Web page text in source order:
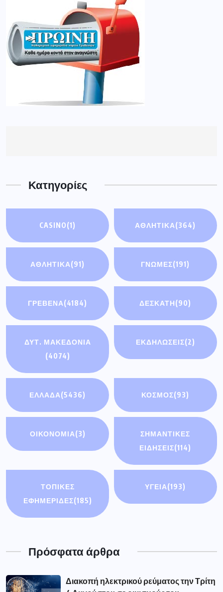
Κατηγορίες
CASINO(1) ΑΘΛΗΤΙΚΑ(364)
ΑΘΛΗΤΙΚΆ(91) ΓΝΩΜΕΣ(191)
ΓΡΕΒΕΝΑ(4184) ΔΕΣΚΑΤΗ(90)
ΔΥΤ. ΜΑΚΕΔΟΝΙΑ
(4074)
ΕΚΔΗΛΩΣΕΙΣ(2)
ΕΛΛΑΔΑ(5436) ΚΟΣΜΟΣ(93)
ΟΙΚΟΝΟΜΊΑ(3)
ΣΗΜΑΝΤΙΚΈΣ
ΕΙΔΉΣΕΙΣ(114)
ΤΟΠΙΚΕΣ
ΕΦΗΜΕΡΙΔΕΣ(185)
ΥΓΕΙΑ(193)
Πρόσφατα άρθρα
Διακοπή ηλεκτρικού ρεύματος την Τρίτη